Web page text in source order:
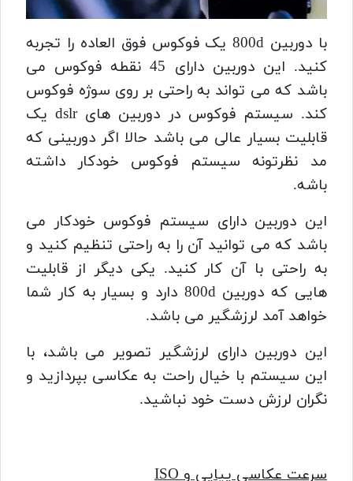
با دوربین 800d یک فوکوس فوق العاده را تجربه
کنید. این دوربین دارای 45 نقطه فوکوس می
باشد که می تواند به راحتی بر روی سوژه فوکوس
کند. سیستم فوکوس در دوربین های dslr یک
قابلیت بسیار عالی می باشد حالا اگر دوربینی که
مد نظرتونه سیستم فوکوس خودکار داشته
باشه.
این دوربین دارای سیستم فوکوس خودکار می
باشد که می توانید آن را به راحتی تنظیم کنید و
به راحتی با آن کار کنید. یکی دیگر از قابلیت
هایی که دوربین 800d دارد و بسیار به کار شما
خواهد آمد لرزشگیر می باشد.
این دوربین دارای لرزشگیر تصویر می باشد، با
این سیستم با خیال راحت به عکاسی بپردازید و
نگران لرزش دست خود نباشید.
سرعت عکاسی پیاپی و ISO